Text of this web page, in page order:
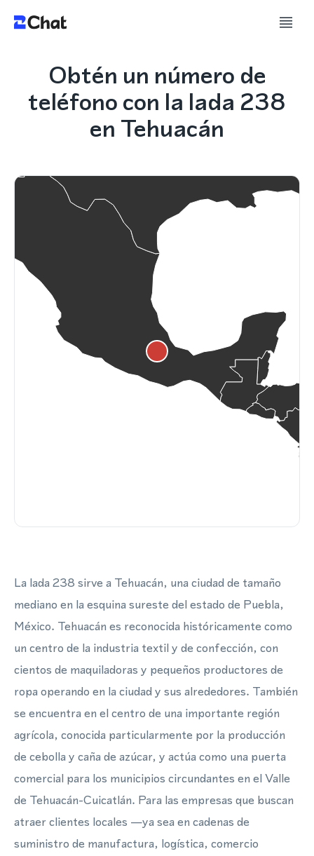
Obtén un número de
teléfono con la lada 238
en Tehuacán
La lada 238 sirve a Tehuacán, una ciudad de tamaño
mediano en la esquina sureste del estado de Puebla,
México. Tehuacán es reconocida históricamente como
un centro de la industria textil y de confección, con
cientos de maquiladoras y pequeños productores de
ropa operando en la ciudad y sus alrededores. También
se encuentra en el centro de una importante región
agrícola, conocida particularmente por la producción
de cebolla y caña de azúcar, y actúa como una puerta
comercial para los municipios circundantes en el Valle
de Tehuacán-Cuicatlán. Para las empresas que buscan
atraer clientes locales —ya sea en cadenas de
suministro de manufactura, logística, comercio